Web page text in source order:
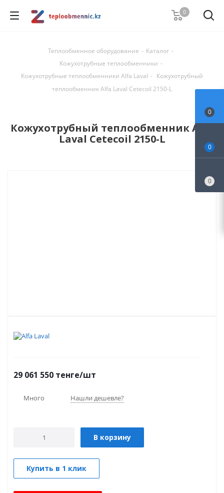
0
Теплообменное оборудование - Каталог -
Кожухотрубные теплообменники -
Кожухотрубные теплообменники Alfa Laval - Кожухотрубный
теплообменник Alfa Laval Cetecoil 2150-L
Кожухотрубный теплообменник Alfa
Laval Cetecoil 2150-L
29 061 550 тенге/шт
Много Нашли дешевле?
В корзину
Купить в 1 клик
0
0
0